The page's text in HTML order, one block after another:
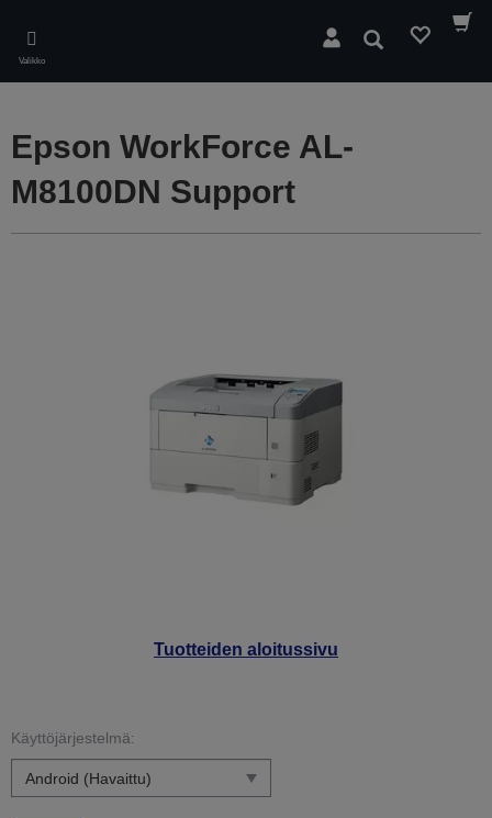
main
content
Valikko
Hae
Tuotteiden aloitussivu
Epson WorkForce AL-
M8100DN Support
Käyttöjärjestelmä: